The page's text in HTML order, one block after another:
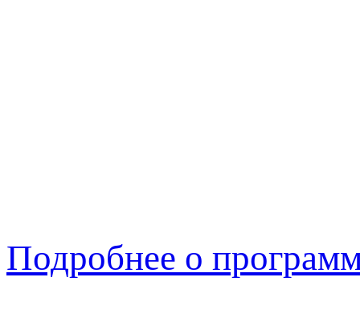
Подробнее о